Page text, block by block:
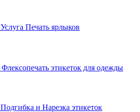
Услуга Печать ярлыков
Флексопечать этикеток для одежды
Подгибка и Нарезка этикеток